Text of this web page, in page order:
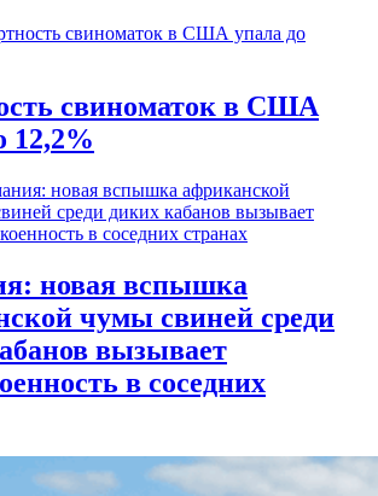
свиноматок в США
12,2%
новая вспышка
чумы свиней среди
вызывает
в соседних